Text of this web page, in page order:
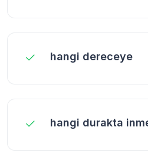
hangi dereceye
hangi durakta